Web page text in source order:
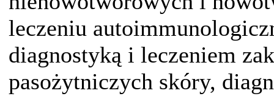
leczeniu
diagnostyką i leczeniem
pasożytniczych skóry,